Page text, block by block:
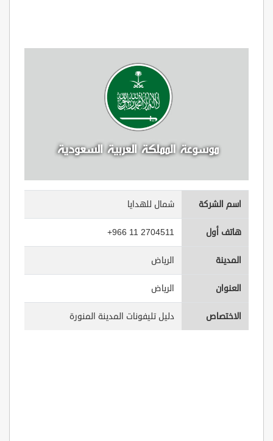
اسم الشركة شمال للهدايا
هاتف أول +966 11 2704511
المدينة الرياض
العنوان الرياض
الاختصاص دليل تليفونات المدينة المنورة